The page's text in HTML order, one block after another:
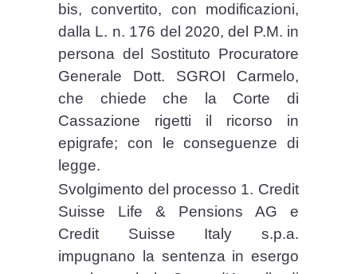
bis, convertito, con modificazioni,
dalla L. n. 176 del 2020, del P.M. in
persona del Sostituto Procuratore
Generale Dott. SGROI Carmelo,
che chiede che la Corte di
Cassazione rigetti il ricorso in
epigrafe; con le conseguenze di
legge.
Svolgimento del processo 1. Credit
Suisse Life & Pensions AG e
Credit Suisse Italy s.p.a.
impugnano la sentenza in esergo